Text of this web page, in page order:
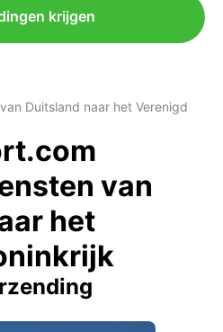
krijgen
Duitsland naar het Verenigd
van
het